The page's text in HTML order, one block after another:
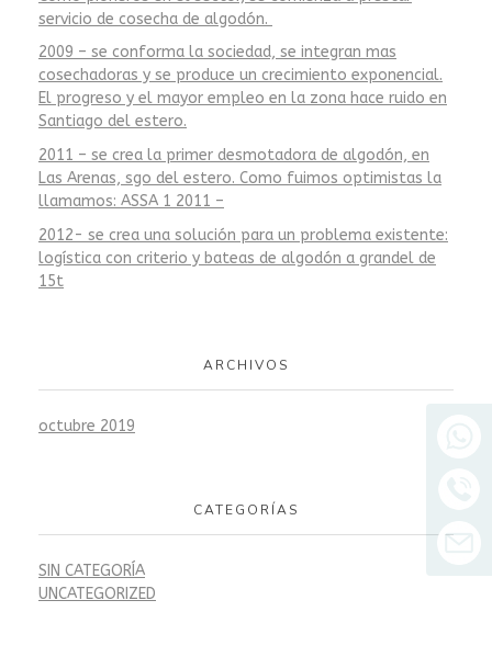
servicio de cosecha de algodón.
2009 – se conforma la sociedad, se integran mas
cosechadoras y se produce un crecimiento exponencial.
El progreso y el mayor empleo en la zona hace ruido en
Santiago del estero.
2011 – se crea la primer desmotadora de algodón, en
Las Arenas, sgo del estero. Como fuimos optimistas la
llamamos: ASSA 1 2011 –
2012- se crea una solución para un problema existente:
logística con criterio y bateas de algodón a grandel de
15t
ARCHIVOS
octubre 2019
CATEGORÍAS
SIN CATEGORÍA
UNCATEGORIZED